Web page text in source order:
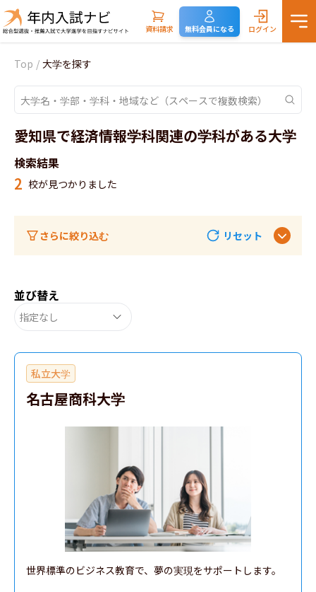
資料請求 無料会員になる ログイン
Top / 大学を探す
愛知県で経済情報学科関連の学科がある大学
検索結果
2 校が見つかりました
さらに絞り込む リセット
並び替え
指定なし
私立大学
名古屋商科大学
世界標準のビジネス教育で、夢の実現をサポートします。